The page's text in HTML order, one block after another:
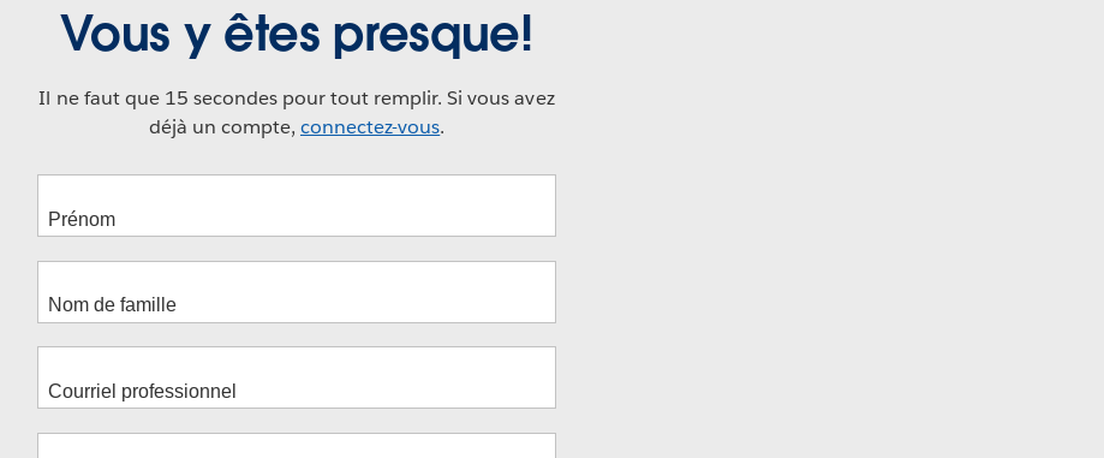
Vous y êtes presque!
Il ne faut que 15 secondes pour tout remplir. Si vous avez
déjà un compte, connectez-vous.